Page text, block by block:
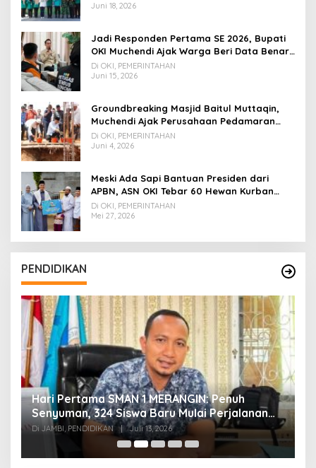
Juni 18, 2026
Jadi Responden Pertama SE 2026, Bupati
OKI Muchendi Ajak Warga Beri Data Benar
ke Petugas BPS
Di OKI, PEMERINTAHAN
Juni 15, 2026
Groundbreaking Masjid Baitul Muttaqin,
Muchendi Ajak Perusahaan Pedamaran
Timur Turut Bantu
Di OKI, PEMERINTAHAN
Juni 4, 2026
Meski Ada Sapi Bantuan Presiden dari
APBN, ASN OKI Tebar 60 Hewan Kurban
Tanpa Gunakan APBD
Di OKI, PEMERINTAHAN
Mei 27, 2026
PENDIDIKAN
Hari Pertama SMAN 1 MERANGIN: Penuh
Senyuman, 324 Siswa Baru Mulai Perjalanan
Baru
Di JAMBI, PENDIDIKAN | Juli 13, 2026